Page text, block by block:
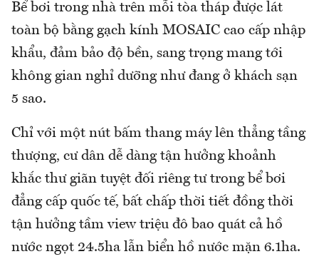
Bể bơi trong nhà trên mỗi tòa tháp được lát
toàn bộ bằng gạch kính MOSAIC cao cấp nhập
khẩu, đảm bảo độ bền, sang trọng mang tới
không gian nghỉ dưỡng như đang ở khách sạn
5 sao.
Chỉ với một nút bấm thang máy lên thẳng tầng
thượng, cư dân dễ dàng tận hưởng khoảnh
khắc thư giãn tuyệt đối riêng tư trong bể bơi
đẳng cấp quốc tế, bất chấp thời tiết đồng thời
tận hưởng tầm view triệu đô bao quát cả hồ
nước ngọt 24.5ha lẫn biển hồ nước mặn 6.1ha.